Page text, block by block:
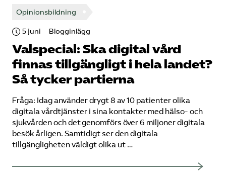
Opinionsbildning
5 juni Blogginlägg
Valspecial: Ska digital vård
finnas tillgängligt i hela landet?
Så tycker partierna
Fråga: Idag använder drygt 8 av 10 patienter olika
digitala vårdtjänster i sina kontakter med hälso- och
sjukvården och det genomförs över 6 miljoner digitala
besök årligen. Samtidigt ser den digitala
tillgängligheten väldigt olika ut …